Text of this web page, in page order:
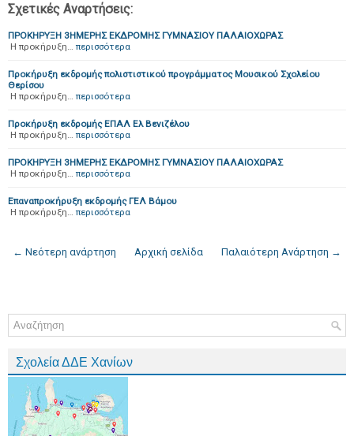
Σχετικές Αναρτήσεις:
ΠΡΟΚΗΡΥΞΗ 3ΗΜΕΡΗΣ ΕΚΔΡΟΜΗΣ ΓΥΜΝΑΣΙΟΥ ΠΑΛΑΙΟΧΩΡΑΣ
H προκήρυξη… περισσότερα
Προκήρυξη εκδρομής πολιστιστικού προγράμματος Μουσικού Σχολείου
Θερίσου
Η προκήρυξη… περισσότερα
Προκήρυξη εκδρομής ΕΠΑΛ Ελ Βενιζέλου
Η προκήρυξη… περισσότερα
ΠΡΟΚΗΡΥΞΗ 3ΗΜΕΡΗΣ ΕΚΔΡΟΜΗΣ ΓΥΜΝΑΣΙΟΥ ΠΑΛΑΙΟΧΩΡΑΣ
Η προκήρυξη… περισσότερα
Επαναπροκήρυξη εκδρομής ΓΕΛ Βάμου
Η προκήρυξη… περισσότερα
← Νεότερη ανάρτηση Παλαιότερη Ανάρτηση →
Αρχική σελίδα
Σχολεία ΔΔΕ Χανίων